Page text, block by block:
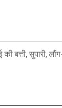
बत्ती, सुपारी,